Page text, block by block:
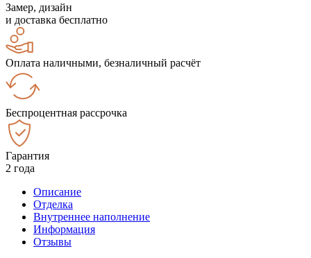
Замер, дизайн
и доставка бесплатно
Оплата наличными, безналичный расчёт
Беспроцентная рассрочка
Гарантия
2 года
Описание
Отделка
Внутреннее наполнение
Информация
Отзывы